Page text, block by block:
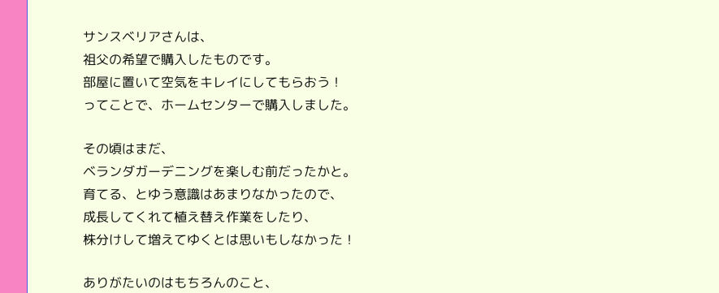
サンスベリアさんは、
祖父の希望で購入したものです。
部屋に置いて空気をキレイにしてもらおう！
ってことで、ホームセンターで購入しました。
その頃はまだ、
ベランダガーデニングを楽しむ前だったかと。
育てる、とゆう意識はあまりなかったので、
成長してくれて植え替え作業をしたり、
株分けして増えてゆくとは思いもしなかった！
ありがたいのはもちろんのこと、